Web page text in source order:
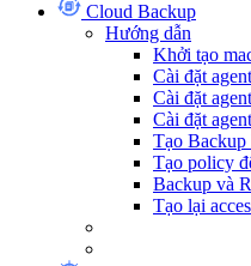
Cloud Backup
Hướng dẫn
Khởi tạo
Cài đặt
Cài đặt
Cài đặt
Tạo
Tạo policy
Backup và
Tạo lại